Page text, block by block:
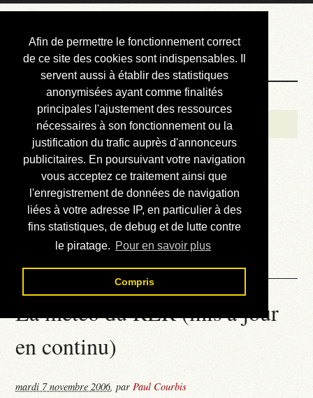
Afin de permettre le fonctionnement correct
de ce site des cookies sont indispensables. Il
servent aussi à établir des statistiques
anonymisées ayant comme finalités
principales l'ajustement des ressources
nécessaires à son fonctionnement ou la
justification du trafic auprès d'annonceurs
publicitaires. En poursuivant votre navigation
vous acceptez ce traitement ainsi que
l'enregistrement de données de navigation
liées à votre adresse IP, en particulier à des
fins statistiques, de debug et de lutte contre
le piratage. Pour en savoir plus
Compris
Courbis, « LE »
Blog Officiel
Bienvenue
Réalisations
Divers (et d’été)
Annonces
Liens externes
Téléchargement
Contact
La météo du RER (mis à jour
en continu)
mardi 7 novembre 2006,parPaul Courbis